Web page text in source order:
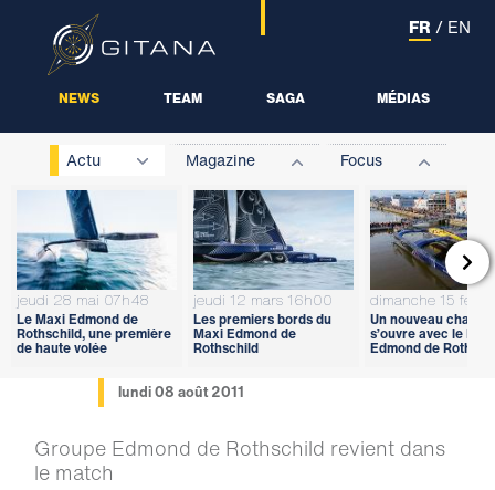
NEWS TEAM SAGA MÉDIAS
FR / EN
Actu Magazine Focus
jeudi 28 mai 07h48
Le Maxi Edmond de
Rothschild, une première
de haute volée
jeudi 12 mars 16h00
Les premiers bords du
Maxi Edmond de
Rothschild
dimanche 15
Un nouveau
s’ouvre avec le Maxi
Edmond de

lundi 08 août 2011
Groupe Edmond de Rothschild revient dans
le match